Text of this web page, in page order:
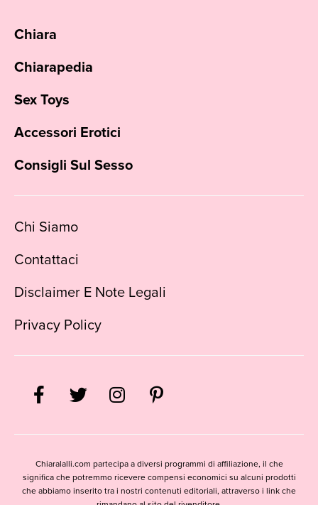
Chiara
Chiarapedia
Sex Toys
Accessori Erotici
Consigli Sul Sesso
Chi Siamo
Contattaci
Disclaimer E Note Legali
Privacy Policy
Chiaralalli.com partecipa a diversi programmi di affiliazione, il che
significa che potremmo ricevere compensi economici su alcuni prodotti
che abbiamo inserito tra i nostri contenuti editoriali, attraverso i link che